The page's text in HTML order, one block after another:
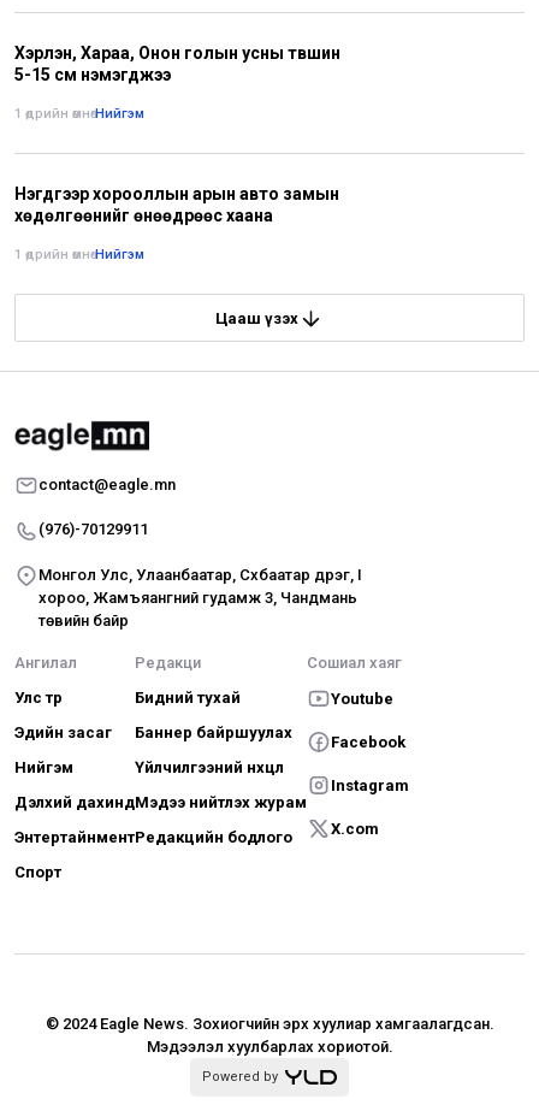
Хэрлэн, Хараа, Онон голын усны түвшин
5-15 см нэмэгджээ
1 өдрийн өмнө•Нийгэм
Нэгдүгээр хорооллын арын авто замын
хөдөлгөөнийг өнөөдрөөс хаана
1 өдрийн өмнө•Нийгэм
Цааш үзэх
contact@eagle.mn
(976)-70129911
Монгол Улс, Улаанбаатар, Сүхбаатар дүүрэг, I
хороо, Жамъяангүний гудамж 3, Чандмань
төвийн байр
Ангилал
Улс төр
Эдийн засаг
Нийгэм
Дэлхий дахинд
Энтертайнмент
Спорт
Редакци
Бидний тухай
Баннер байршуулах
Үйлчилгээний нөхцөл
Мэдээ нийтлэх журам
Редакцийн бодлого
Сошиал хаяг
Youtube
Facebook
Instagram
X.com
© 2024 Eagle News. Зохиогчийн эрх хуулиар хамгаалагдсан.
Мэдээлэл хуулбарлах хориотой.
Powered by